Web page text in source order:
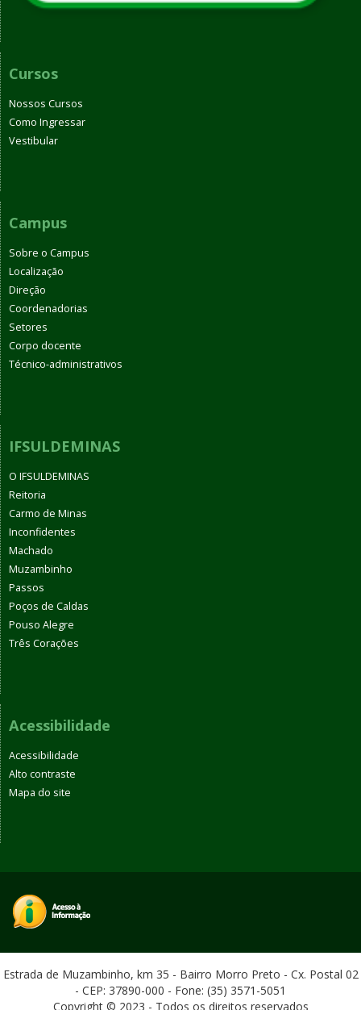
Cursos
Nossos Cursos
Como Ingressar
Vestibular
Campus
Sobre o Campus
Localização
Direção
Coordenadorias
Setores
Corpo docente
Técnico-administrativos
IFSULDEMINAS
O IFSULDEMINAS
Reitoria
Carmo de Minas
Inconfidentes
Machado
Muzambinho
Passos
Poços de Caldas
Pouso Alegre
Três Corações
Acessibilidade
Acessibilidade
Alto contraste
Mapa do site
Estrada de Muzambinho, km 35 - Bairro Morro Preto - Cx. Postal 02
- CEP: 37890-000 - Fone: (35) 3571-5051
Copyright © 2023 - Todos os direitos reservados